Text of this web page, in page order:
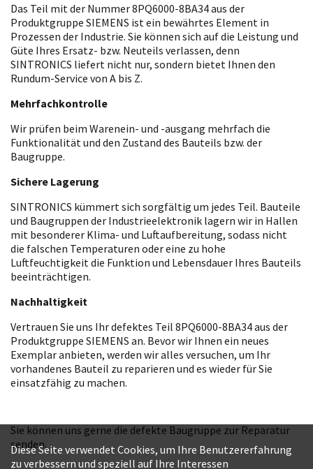
Das Teil mit der Nummer 8PQ6000-8BA34 aus der
Produktgruppe SIEMENS ist ein bewährtes Element in
Prozessen der Industrie. Sie können sich auf die Leistung und
Güte Ihres Ersatz- bzw. Neuteils verlassen, denn
SINTRONICS liefert nicht nur, sondern bietet Ihnen den
Rundum-Service von A bis Z.
Mehrfachkontrolle
Wir prüfen beim Warenein- und -ausgang mehrfach die
Funktionalität und den Zustand des Bauteils bzw. der
Baugruppe.
Sichere Lagerung
SINTRONICS kümmert sich sorgfältig um jedes Teil. Bauteile
und Baugruppen der Industrieelektronik lagern wir in Hallen
mit besonderer Klima- und Luftaufbereitung, sodass nicht
die falschen Temperaturen oder eine zu hohe
Luftfeuchtigkeit die Funktion und Lebensdauer Ihres Bauteils
beeinträchtigen.
Nachhaltigkeit
Vertrauen Sie uns Ihr defektes Teil 8PQ6000-8BA34 aus der
Produktgruppe SIEMENS an. Bevor wir Ihnen ein neues
Exemplar anbieten, werden wir alles versuchen, um Ihr
vorhandenes Bauteil zu reparieren und es wieder für Sie
einsatzfähig zu machen.
Sie können uns gerne die defekte Baugruppe zur Reparatur
senden.
Diese Seite verwendet Cookies, um Ihre Benutzererfahrung
zu verbessern und speziell auf Ihre Interessen